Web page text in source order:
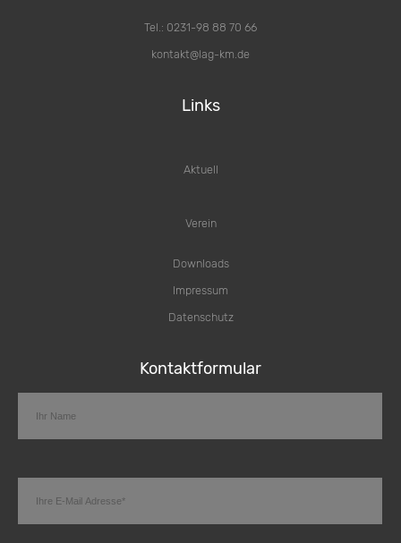
Tel.: 0231-98 88 70 66
kontakt@lag-km.de
Links
Aktuell
Verein
Downloads
Impressum
Datenschutz
Kontaktformular